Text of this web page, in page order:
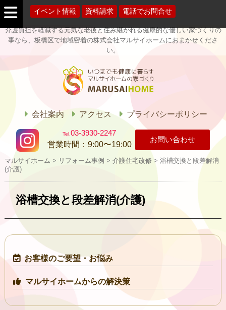
介護負担を軽減する元気な老後と住み継がれる健康的な優しい家づくりの
事なら、板橋区で地域密着の株式会社マルサイホームにおまかせくださ
い。
マルサイホー
会社案内 アクセス プライバシーポリシー
03-3930-2247
営業時間： 9:00〜19:00
お問い合わせ
イベント情報 資料請求 電話でお問合せ
マルサイホーム > リフォーム事例 > 介護住宅改修 > 浴槽交換と段差解消
(介護)
浴槽交換と段差解消(介護)
お客様のご要望・お悩み
マルサイホームからの解決策